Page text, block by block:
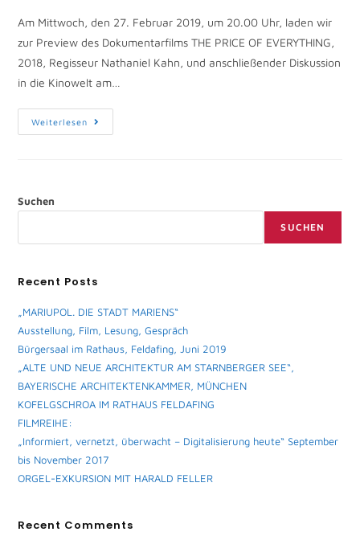
Am Mittwoch, den 27. Februar 2019, um 20.00 Uhr, laden wir
zur Preview des Dokumentarfilms THE PRICE OF EVERYTHING,
2018, Regisseur Nathaniel Kahn, und anschließender Diskussion
in die Kinowelt am…
Weiterlesen
Suchen
SUCHEN
Recent Posts
„MARIUPOL. DIE STADT MARIENS“
Ausstellung, Film, Lesung, Gespräch
Bürgersaal im Rathaus, Feldafing, Juni 2019
„ALTE UND NEUE ARCHITEKTUR AM STARNBERGER SEE“,
BAYERISCHE ARCHITEKTENKAMMER, MÜNCHEN
KOFELGSCHROA IM RATHAUS FELDAFING
FILMREIHE:
„Informiert, vernetzt, überwacht – Digitalisierung heute“ September
bis November 2017
ORGEL-EXKURSION MIT HARALD FELLER
Recent Comments